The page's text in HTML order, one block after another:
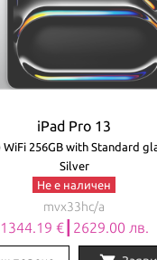
iPad Pro 13
WiFi 256GB with Standard
Silver
Не е наличен
mvx33hc/a
1344.19 €┃2629.00 лв.